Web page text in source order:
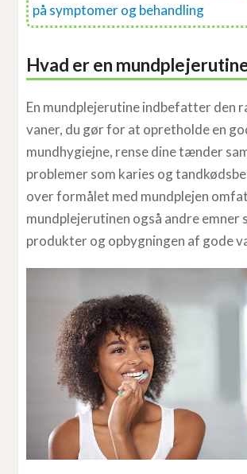
på symptomer og behandling
Hvad er en
En mundplejerutine indbefatter den
vaner, du gør for at opretholde en
mundhygiejne, rense dine tænder
problemer som karies og
over formålet med mundplejen
mundplejerutinen også andre emner
produkter og opbygningen af gode